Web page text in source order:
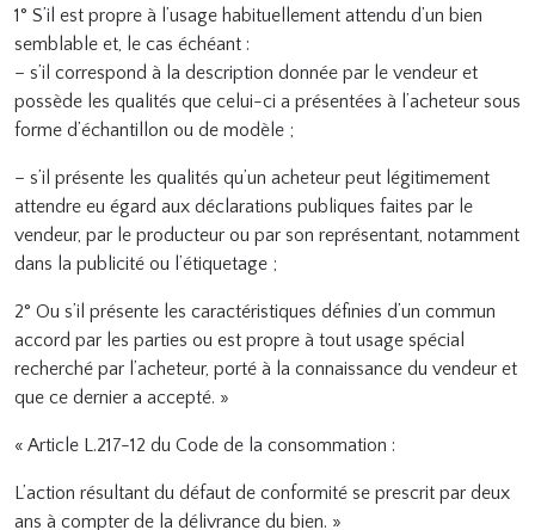
1° S’il est propre à l’usage habituellement attendu d’un bien
semblable et, le cas échéant :
– s’il correspond à la description donnée par le vendeur et
possède les qualités que celui-ci a présentées à l’acheteur sous
forme d’échantillon ou de modèle ;
– s’il présente les qualités qu’un acheteur peut légitimement
attendre eu égard aux déclarations publiques faites par le
vendeur, par le producteur ou par son représentant, notamment
dans la publicité ou l’étiquetage ;
2° Ou s’il présente les caractéristiques définies d’un commun
accord par les parties ou est propre à tout usage spécial
recherché par l’acheteur, porté à la connaissance du vendeur et
que ce dernier a accepté. »
« Article L.217-12 du Code de la consommation :
L’action résultant du défaut de conformité se prescrit par deux
ans à compter de la délivrance du bien. »